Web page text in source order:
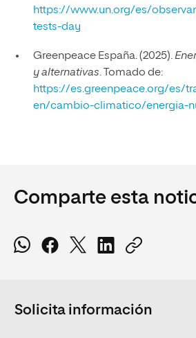
https://www.un.org/es/
tests-day
Greenpeace España. (2025).
y alternativas. Tomado de:
https://es.greenpeace.org/es/
en/cambio-climatico/energia-
Comparte esta
Solicita información